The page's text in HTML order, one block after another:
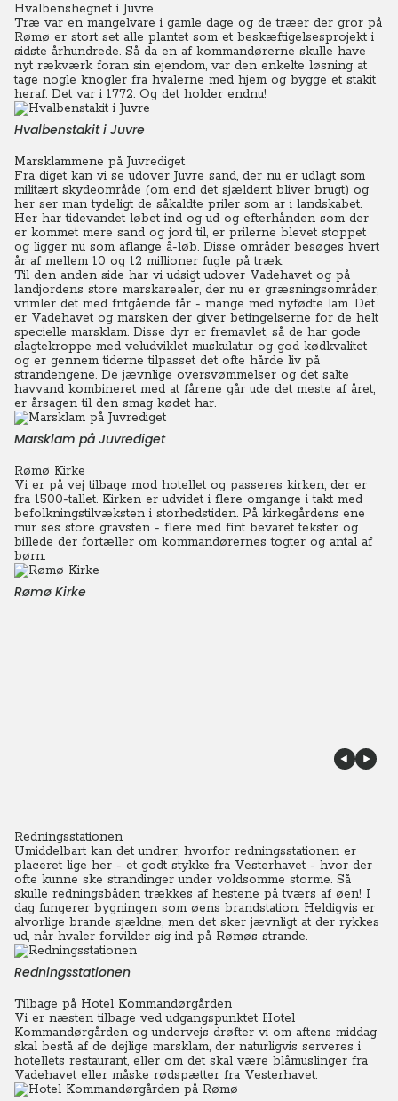
Hvalbenshegnet i Juvre
Træ var en mangelvare i gamle dage og de træer der gror på
Rømø er stort set alle plantet som et beskæftigelsesprojekt i
sidste århundrede. Så da en af kommandørerne skulle have
nyt rækværk foran sin ejendom, var den enkelte løsning at
tage nogle knogler fra hvalerne med hjem og bygge et stakit
heraf. Det var i 1772. Og det holder endnu!
Hvalbenstakit i Juvre
Marsklammene på Juvrediget
Fra diget kan vi se udover Juvre sand, der nu er udlagt som
militært skydeområde (om end det sjældent bliver brugt) og
her ser man tydeligt de såkaldte priler som ar i landskabet.
Her har tidevandet løbet ind og ud og efterhånden som der
er kommet mere sand og jord til, er prilerne blevet stoppet
og ligger nu som aflange å-løb. Disse områder besøges hvert
år af mellem 10 og 12 millioner fugle på træk.
Til den anden side har vi udsigt udover Vadehavet og på
landjordens store marskarealer, der nu er græsningsområder,
vrimler det med fritgående får - mange med nyfødte lam. Det
er Vadehavet og marsken der giver betingelserne for de helt
specielle marsklam. Disse dyr er fremavlet, så de har gode
slagtekroppe med veludviklet muskulatur og god kødkvalitet
og er gennem tiderne tilpasset det ofte hårde liv på
strandengene. De jævnlige oversvømmelser og det salte
havvand kombineret med at fårene går ude det meste af året,
er årsagen til den smag kødet har.
Marsklam på Juvrediget
Rømø Kirke
Vi er på vej tilbage mod hotellet og passeres kirken, der er
fra 1500-tallet. Kirken er udvidet i flere omgange i takt med
befolkningstilvæksten i storhedstiden. På kirkegårdens ene
mur ses store gravsten - flere med fint bevaret tekster og
billede der fortæller om kommandørernes togter og antal af
børn.
Rømø Kirke
Redningsstationen
Umiddelbart kan det undrer, hvorfor redningsstationen er
placeret lige her - et godt stykke fra Vesterhavet - hvor der
ofte kunne ske strandinger under voldsomme storme. Så
skulle redningsbåden trækkes af hestene på tværs af øen! I
dag fungerer bygningen som øens brandstation. Heldigvis er
alvorlige brande sjældne, men det sker jævnligt at der rykkes
ud, når hvaler forvilder sig ind på Rømøs strande.
Redningsstationen
Tilbage på Hotel Kommandørgården
Vi er næsten tilbage ved udgangspunktet Hotel
Kommandørgården og undervejs drøfter vi om aftens middag
skal bestå af de dejlige marsklam, der naturligvis serveres i
hotellets restaurant, eller om det skal være blåmuslinger fra
Vadehavet eller måske rødspætter fra Vesterhavet.